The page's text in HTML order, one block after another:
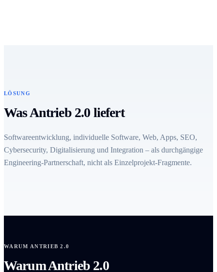
LÖSUNG
Was Antrieb 2.0 liefert
Softwareentwicklung, individuelle Software, Web, Apps, SEO,
Cybersecurity, Digitalisierung und Integration – als durchgängige
Engineering-Partnerschaft, nicht als Einzelprojekt-Fragmente.
WARUM ANTRIEB 2.0
Warum Antrieb 2.0